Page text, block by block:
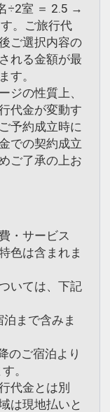
÷2室 ＝ 2.5 →
。ご旅行代
ご選択内容の
れる金額が最
す。
ジの性質上、
代金が変動す
予約成立時に
での契約成立
ご了承の上お
・サービス
色は含まれま
いては、下記
まで含みま
のご宿泊より
。
代金とは別
は現地払いと